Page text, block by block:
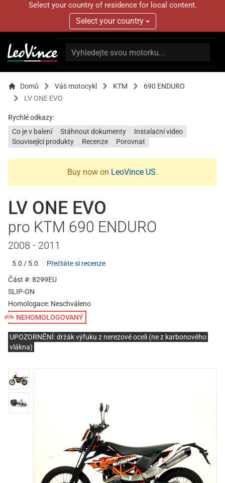
Select your country of residence for local content.
Select your country
Domů Váš motocykl KTM
690 ENDURO
LV ONE EVO
Rychlé odkazy:
Co je v balení
Stáhnout dokumenty
Instalační video
Související produkty
Recenze Porovnat
Buy now on LeoVince US.
LV ONE EVO
pro KTM 690 ENDURO
2008 - 2011
5.0 / 5.0
Přečtěte si recenze
Část #: 8299EU
SLIP-ON
Homologace: Neschváleno
NEHOMOLOGOVANÝ
UPOZORNĚNÍ: držák výfuku z nerezové oceli (ne z karbonového
vlákna)